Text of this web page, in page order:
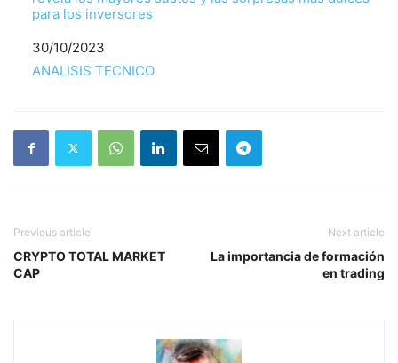
para los inversores
Fecha
30/10/2023
Respecto a
ANALISIS TECNICO
Previous article
CRYPTO TOTAL MARKET
CAP
Next article
La importancia de formación
en trading